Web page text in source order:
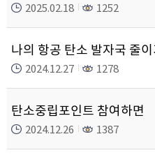
2025.02.18 1252
나의 항공 탄소 발자국 줄
2024.12.27 1278
탄소중립포인트 참여하면
2024.12.26 1387